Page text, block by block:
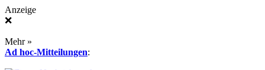
Anzeige
❌
Mehr »
Ad hoc-Mitteilungen: